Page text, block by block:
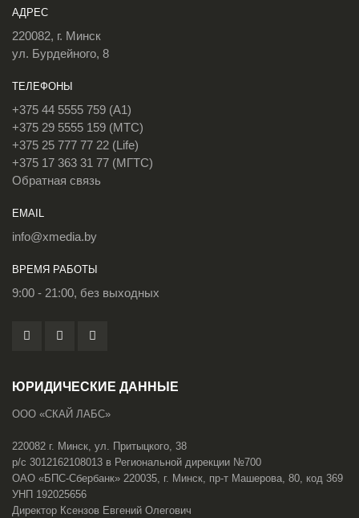
АДРЕС
220082, г. Минск
ул. Бурдейного, 8
ТЕЛЕФОНЫ
+375 44 5555 759 (A1)
+375 29 5555 159 (МТС)
+375 25 777 77 22 (Life)
+375 17 363 31 77 (МГТС)
Обратная связь
EMAIL
info@xmedia.by
ВРЕМЯ РАБОТЫ
9:00 - 21:00, без выходных
ЮРИДИЧЕСКИЕ ДАННЫЕ
ООО «СКАЙ ЛАБС»
220082 г. Минск, ул. Притыцкого, 38
р/с 3012162108013 в Региональной дирекции №700
ОАО «БПС-Сбербанк» 220035, г. Минск, пр-т Машерова, 80, код 369
УНП 192025656
Директор Ксензов Евгений Олегович